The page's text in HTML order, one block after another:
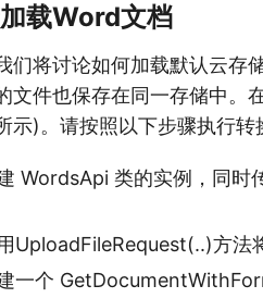
载Word文档
们将讨论如何加载默认云存
文件也保存在同一存储中。
示)。请按照以下步骤执行转
WordsApi 类的实例，同
UploadFileRequest(..)方法
一个